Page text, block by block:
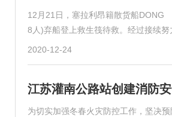
12月21日，塞拉利昂籍散货船DONG
8人)弃船登上救生筏待救。经过接续
2020-12-24
江苏灌南公路站创建消防
为切实加强冬春火灾防控工作，坚决